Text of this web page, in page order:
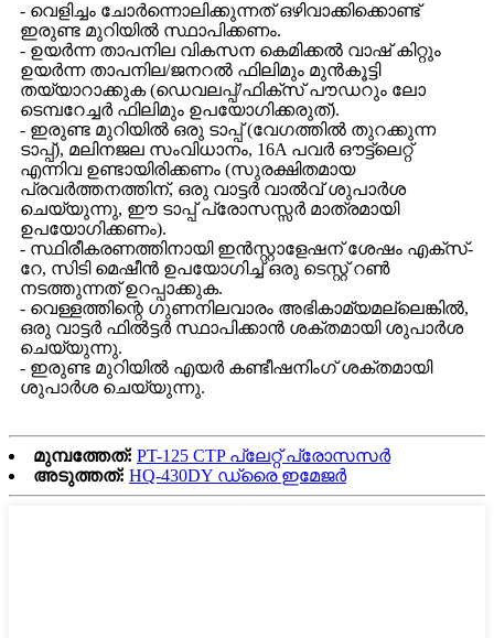
- വെളിച്ചം ചോർന്നൊലിക്കുന്നത് ഒഴിവാക്കിക്കൊണ്ട്
ഇരുണ്ട മുറിയിൽ സ്ഥാപിക്കണം.
- ഉയർന്ന താപനില വികസന കെമിക്കൽ വാഷ് കിറ്റും
ഉയർന്ന താപനില/ജനറൽ ഫിലിമും മുൻകൂട്ടി
തയ്യാറാക്കുക (ഡെവലപ്പ്/ഫിക്സ് പൗഡറും ലോ
ടെമ്പറേച്ചർ ഫിലിമും ഉപയോഗിക്കരുത്).
- ഇരുണ്ട മുറിയിൽ ഒരു ടാപ്പ് (വേഗത്തിൽ തുറക്കുന്ന
ടാപ്പ്), മലിനജല സംവിധാനം, 16A പവർ ഔട്ട്‌ലെറ്റ്
എന്നിവ ഉണ്ടായിരിക്കണം (സുരക്ഷിതമായ
പ്രവർത്തനത്തിന്, ഒരു വാട്ടർ വാൽവ് ശുപാർശ
ചെയ്യുന്നു, ഈ ടാപ്പ് പ്രോസസ്സർ മാത്രമായി
ഉപയോഗിക്കണം).
- സ്ഥിരീകരണത്തിനായി ഇൻസ്റ്റാളേഷന് ശേഷം എക്സ്-
റേ, സിടി മെഷീൻ ഉപയോഗിച്ച് ഒരു ടെസ്റ്റ് റൺ
നടത്തുന്നത് ഉറപ്പാക്കുക.
- വെള്ളത്തിന്റെ ഗുണനിലവാരം അഭികാമ്യമല്ലെങ്കിൽ,
ഒരു വാട്ടർ ഫിൽട്ടർ സ്ഥാപിക്കാൻ ശക്തമായി ശുപാർശ
ചെയ്യുന്നു.
- ഇരുണ്ട മുറിയിൽ എയർ കണ്ടീഷനിംഗ് ശക്തമായി
ശുപാർശ ചെയ്യുന്നു.
മുമ്പത്തേത്: PT-125 CTP പ്ലേറ്റ് പ്രോസസർ
അടുത്തത്: HQ-430DY ഡ്രൈ ഇമേജർ